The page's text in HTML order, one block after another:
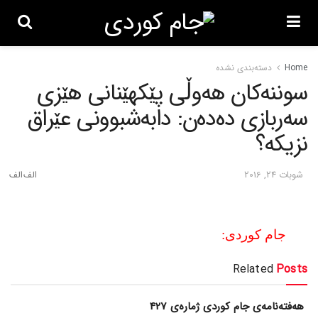
Home دسته‌بندی نشده
سوننه‌کان هه‌وڵی پێکهێنانی هێزی
سه‌ربازی ده‌ده‌ن: دابه‌شبوونی عێراق
نزیکه‌؟
شوبات 24, 2016
جام کوردی:
Related Posts
هەفتەنامەی جام کوردی ژمارەی 427